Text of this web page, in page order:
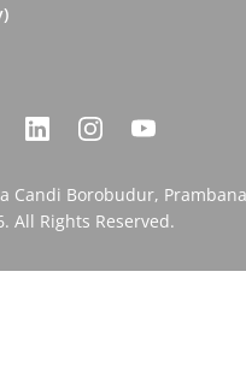
Candi Borobudur,
All Rights Reserved.